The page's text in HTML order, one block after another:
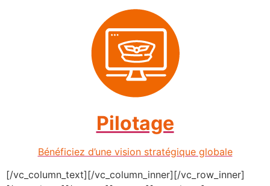
Pilotage
Bénéficiez d’une vision stratégique globale
[/vc_column_text][/vc_column_inner][/vc_row_inner]